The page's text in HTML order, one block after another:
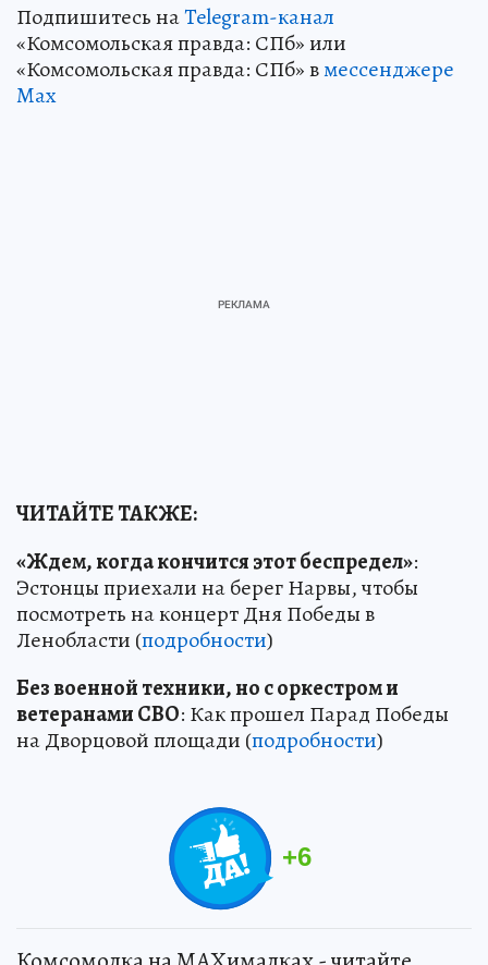
Подпишитесь наTelegram-канал
«Комсомольская правда: СПб» или
«Комсомольская правда: СПб» вмессенджере
Max
ЧИТАЙТЕ ТАКЖЕ:
«Ждем, когда кончится этот беспредел»:
Эстонцы приехали на берег Нарвы, чтобы
посмотреть на концерт Дня Победы в
Ленобласти (подробности)
Без военной техники, но с оркестром и
ветеранами СВО: Как прошел Парад Победы
на Дворцовой площади (подробности)
+6